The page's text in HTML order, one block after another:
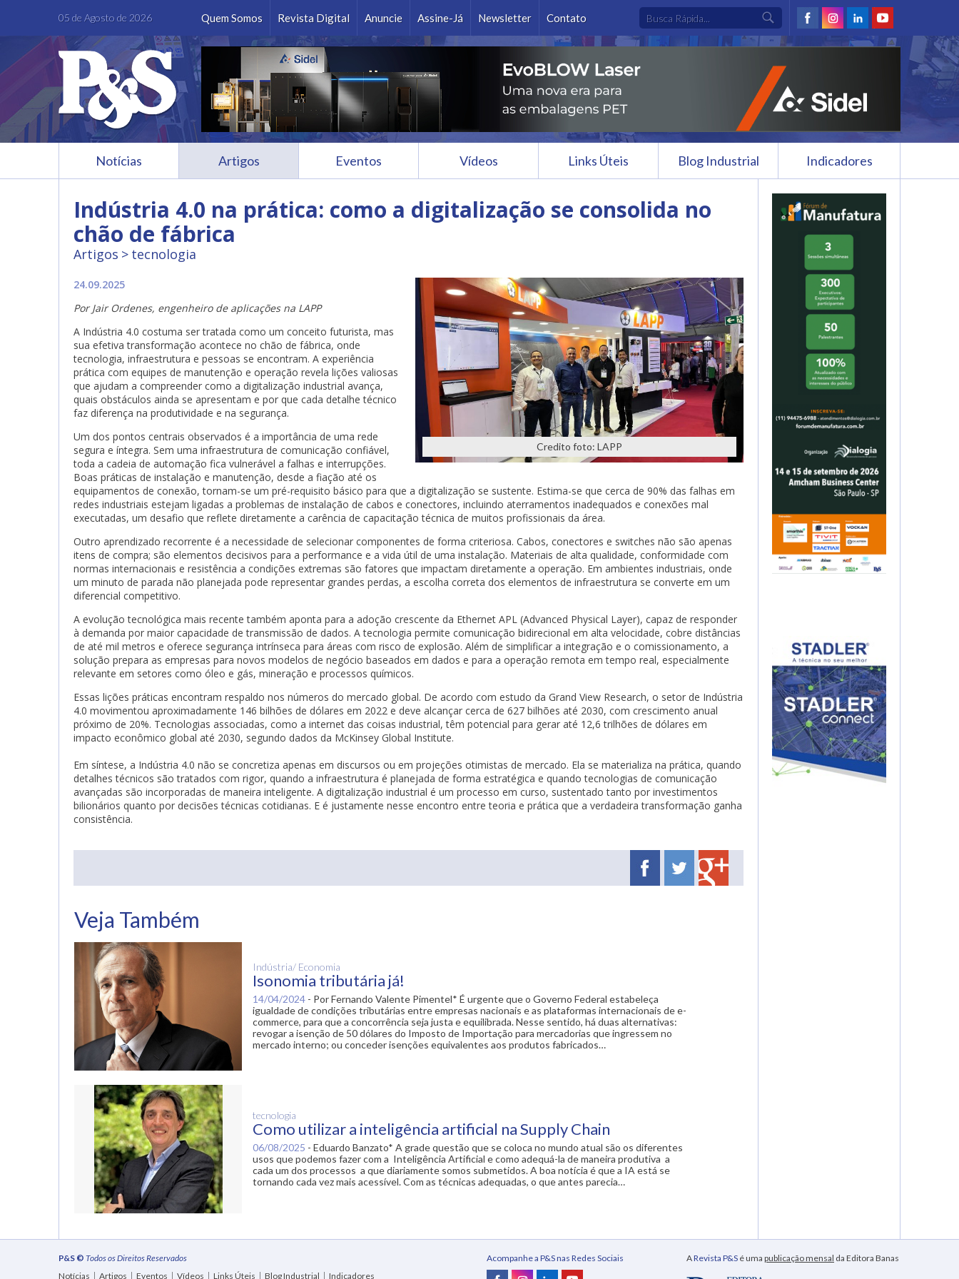
05 de Agosto de 2026 Quem Somos Revista Digital Anuncie Assine-Já Newsletter Contato
Ok
FacebookInstagramLinkedIn
Notícias Artigos Eventos Vídeos Links Úteis Blog Industrial Indicadores
Indústria 4.0 na prática: como a digitalização se consolida no
chão de fábrica
Artigos tecnologia
Credito foto: LAPP
24.09.2025
Por Jair Ordenes, engenheiro de aplicações na LAPP
A Indústria 4.0 costuma ser tratada como um conceito futurista, mas
sua efetiva transformação acontece no chão de fábrica, onde
tecnologia, infraestrutura e pessoas se encontram. A experiência
prática com equipes de manutenção e operação revela lições valiosas
que ajudam a compreender como a digitalização industrial avança,
quais obstáculos ainda se apresentam e por que cada detalhe técnico
faz diferença na produtividade e na segurança.
Um dos pontos centrais observados é a importância de uma rede
segura e íntegra. Sem uma infraestrutura de comunicação confiável,
toda a cadeia de automação fica vulnerável a falhas e interrupções.
Boas práticas de instalação e manutenção, desde a fiação até os
equipamentos de conexão, tornam-se um pré-requisito básico para que a digitalização se sustente. Estima-se que cerca de 90% das falhas em
redes industriais estejam ligadas a problemas de instalação de cabos e conectores, incluindo aterramentos inadequados e conexões mal
executadas, um desafio que reflete diretamente a carência de capacitação técnica de muitos profissionais da área.
Outro aprendizado recorrente é a necessidade de selecionar componentes de forma criteriosa. Cabos, conectores e switches não são apenas
itens de compra; são elementos decisivos para a performance e a vida útil de uma instalação. Materiais de alta qualidade, conformidade com
normas internacionais e resistência a condições extremas são fatores que impactam diretamente a operação. Em ambientes industriais, onde
um minuto de parada não planejada pode representar grandes perdas, a escolha correta dos elementos de infraestrutura se converte em um
diferencial competitivo.
A evolução tecnológica mais recente também aponta para a adoção crescente da Ethernet APL (Advanced Physical Layer), capaz de responder
à demanda por maior capacidade de transmissão de dados. A tecnologia permite comunicação bidirecional em alta velocidade, cobre distâncias
de até mil metros e oferece segurança intrínseca para áreas com risco de explosão. Além de simplificar a integração e o comissionamento, a
solução prepara as empresas para novos modelos de negócio baseados em dados e para a operação remota em tempo real, especialmente
relevante em setores como óleo e gás, mineração e processos químicos.
Essas lições práticas encontram respaldo nos números do mercado global. De acordo com estudo da Grand View Research, o setor de Indústria
4.0 movimentou aproximadamente 146 bilhões de dólares em 2022 e deve alcançar cerca de 627 bilhões até 2030, com crescimento anual
próximo de 20%. Tecnologias associadas, como a internet das coisas industrial, têm potencial para gerar até 12,6 trilhões de dólares em
impacto econômico global até 2030, segundo dados da McKinsey Global Institute.
Em síntese, a Indústria 4.0 não se concretiza apenas em discursos ou em projeções otimistas de mercado. Ela se materializa na prática, quando
detalhes técnicos são tratados com rigor, quando a infraestrutura é planejada de forma estratégica e quando tecnologias de comunicação
avançadas são incorporadas de maneira inteligente. A digitalização industrial é um processo em curso, sustentado tanto por investimentos
bilionários quanto por decisões técnicas cotidianas. E é justamente nesse encontro entre teoria e prática que a verdadeira transformação ganha
consistência.
Veja Também
Indústria/ Economia
Isonomia tributária já!
14/04/2024 - Por Fernando Valente Pimentel* É urgente que o Governo Federal estabeleça
igualdade de condições tributárias entre empresas nacionais e as plataformas internacionais de e-
commerce, para que a concorrência seja justa e equilibrada. Nesse sentido, há duas alternativas:
revogar a isenção de 50 dólares do Imposto de Importação para mercadorias que ingressem no
mercado interno; ou conceder isenções equivalentes aos produtos fabricados…
tecnologia
Como utilizar a inteligência artificial na Supply Chain
06/08/2025 - Eduardo Banzato* A grade questão que se coloca no mundo atual são os diferentes
usos que podemos fazer com a Inteligência Artificial e como adequá-la de maneira produtiva a
cada um dos processos a que diariamente somos submetidos. A boa notícia é que a IA está se
tornando cada vez mais acessível. Com as técnicas adequadas, o que antes parecia…
P&S © Todos os Direitos Reservados
Notícias
Artigos Eventos Vídeos Links Úteis Blog Industrial Indicadores
Acompanhe a P&S nas Redes Sociais ARevista P&S é uma publicação mensal da Editora Banas